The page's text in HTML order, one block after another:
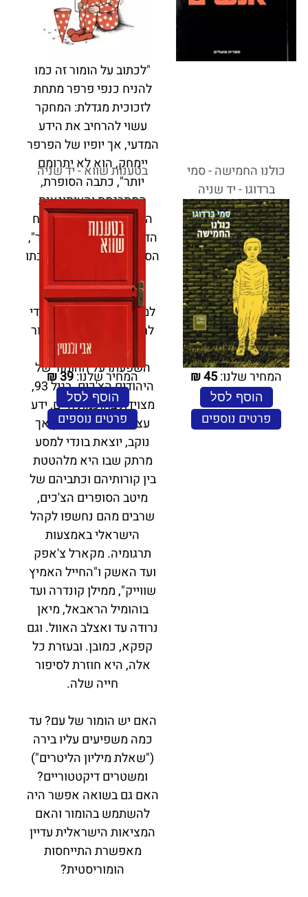
"לכתוב על הומור זה כמו
להניח כנפי פרפר מתחת
לזכוכית מגדלת: המחקר
עשוי להרחיב את הידע
המדעי, אך יופיו של הפרפר
יימחק, הוא לא יתרומם
יותר", כתבה הסופרת,
המתרגמת והעיתונאית
הנפלאה רות בונדי בפתח
הדבר של "רצינות ההומור",
הספר האחרון שאת כתיבתו
השלימה לפני מותה.
למרות זאת, החליטה בונדי
לחקור את שורשי ההומור
הצ'כי המפורסם ואת
השפעתו על ההומור של
היהודים הצ'כים. בגיל 93,
מצוידת בחוכמת חיים, ידע
עצום והומור צ'כי דק אך
נוקב, יוצאת בונדי למסע
מרתק שבו היא מלהטטת
בין קורותיהם וכתביהם של
מיטב הסופרים הצ'כים,
שרבים מהם נחשפו לקהל
הישראלי באמצעות
תרגומיה. מקארל צ'אפק
ועד האשק ו"החייל האמיץ
שווייק", ממילן קונדרה ועד
בוהומיל הראבאל, מיאן
נרודה עד ואצלב האוול. וגם
קפקא, כמובן. ובעזרת כל
אלה, היא חוזרת לסיפור
חייה שלה.
האם יש הומור של עם? עד
כמה משפיעים עליו בירה
("שאלת מיליון הליטרים")
ומשטרים דיקטטוריים?
האם גם בשואה אפשר היה
להשתמש בהומור והאם
המציאות הישראלית עדיין
מאפשרת התייחסות
הומוריסטית?
כולנו החמישה - סמי
ברדוגו - יד שניה
המחיר שלנו:45
₪
הוסף לסל
פרטים נוספים
בטענות שווא - יד שניה
המחיר שלנו:39
₪
הוסף לסל
פרטים נוספים